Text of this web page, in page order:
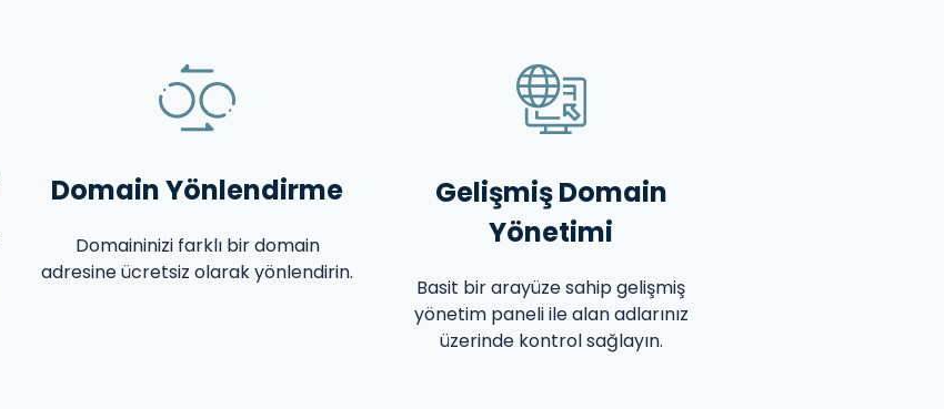
Domain Yönlendirme
Domaininizi farklı bir domain
adresine ücretsiz olarak yönlendirin.
Gelişmiş Domain
Yönetimi
Basit bir arayüze sahip gelişmiş
yönetim paneli ile alan adlarınız
üzerinde kontrol sağlayın.